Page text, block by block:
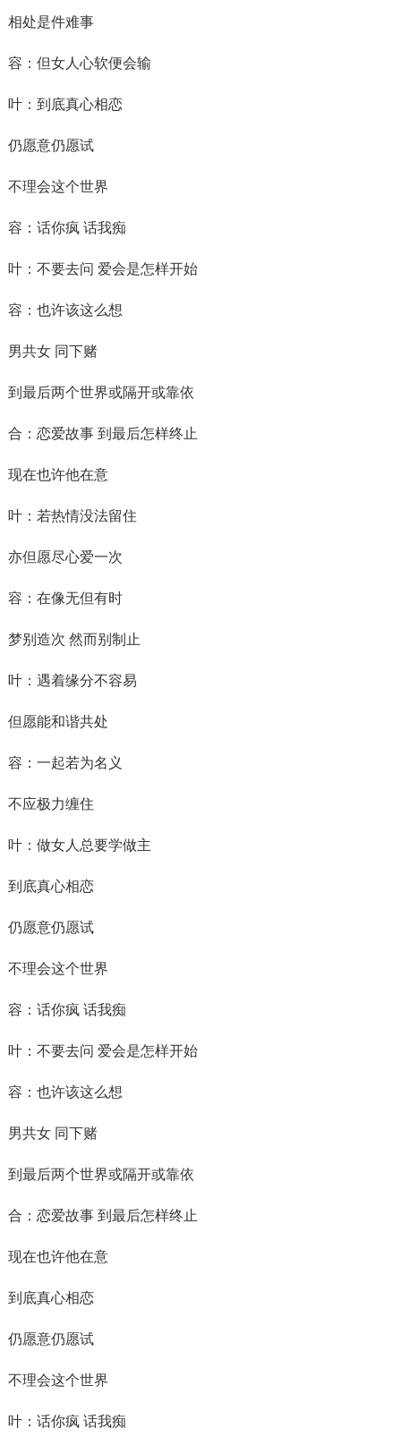
相处是件难事
容：但女人心软便会输
叶：到底真心相恋
仍愿意仍愿试
不理会这个世界
容：话你疯 话我痴
叶：不要去问 爱会是怎样开始
容：也许该这么想
男共女 同下赌
到最后两个世界或隔开或靠依
合：恋爱故事 到最后怎样终止
现在也许他在意
叶：若热情没法留住
亦但愿尽心爱一次
容：在像无但有时
梦别造次 然而别制止
叶：遇着缘分不容易
但愿能和谐共处
容：一起若为名义
不应极力缠住
叶：做女人总要学做主
到底真心相恋
仍愿意仍愿试
不理会这个世界
容：话你疯 话我痴
叶：不要去问 爱会是怎样开始
容：也许该这么想
男共女 同下赌
到最后两个世界或隔开或靠依
合：恋爱故事 到最后怎样终止
现在也许他在意
到底真心相恋
仍愿意仍愿试
不理会这个世界
叶：话你疯 话我痴